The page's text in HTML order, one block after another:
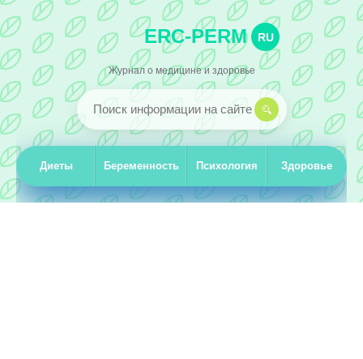
ERC-PERM RU
Журнал о медицине и здоровье
Диеты Беременность Психология Здоровье